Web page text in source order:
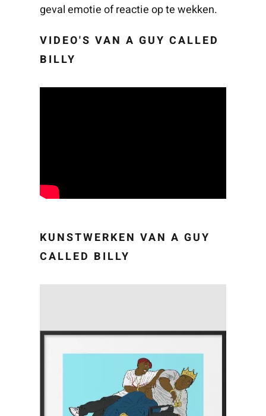
geval emotie of reactie op te wekken.
VIDEO'S VAN A GUY CALLED
BILLY
KUNSTWERKEN VAN A GUY
CALLED BILLY